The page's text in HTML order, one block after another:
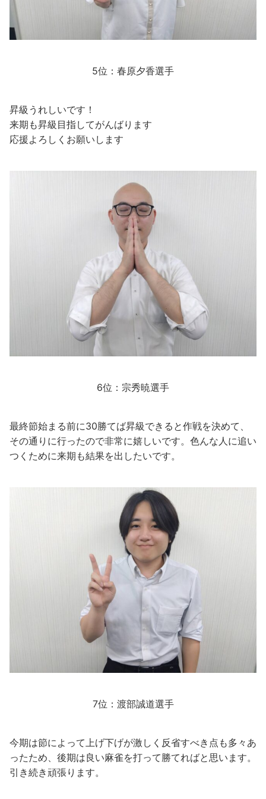
5位：春原夕香選手
昇級うれしいです！
来期も昇級目指してがんばります
応援よろしくお願いします
6位：宗秀暁選手
最終節始まる前に30勝てば昇級できると作戦を決めて、
その通りに行ったので非常に嬉しいです。色んな人に追い
つくために来期も結果を出したいです。
7位：渡部誠道選手
今期は節によって上げ下げが激しく反省すべき点も多々あ
ったため、後期は良い麻雀を打って勝てればと思います。
引き続き頑張ります。